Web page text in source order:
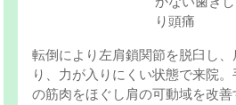
転倒により左肩鎖関節を脱臼し
り、力が入りにくい状態で来院
の筋肉をほぐし肩の可動域を改